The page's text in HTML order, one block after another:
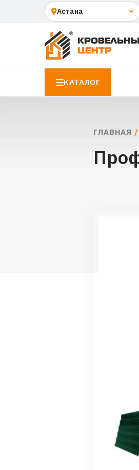
КАТАЛОГ
ГЛАВНАЯ /